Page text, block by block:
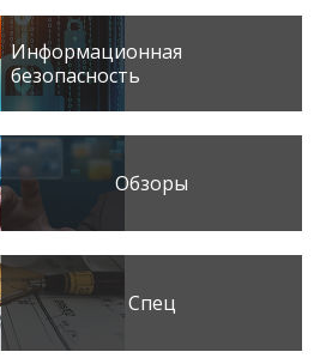
Информационная
безопасность
Обзоры
Спец